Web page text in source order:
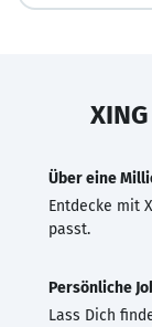
Über eine
Entdecke mit
passt.
Persönliche
Lass Dich